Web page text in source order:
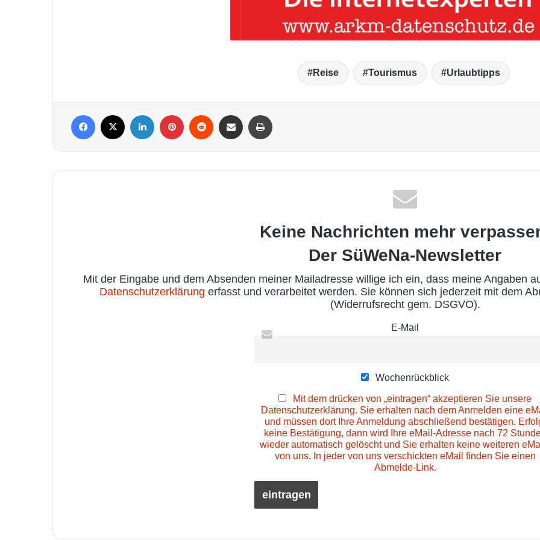
Reise Tourismus Urlaubtipps
Keine Nachrichten mehr
Der SüWeNa-Newsletter
Mit der Eingabe und dem Absenden meiner Mailadresse willige ich ein, dass meine Angaben
Datenschutzerklärung erfasst und verarbeitet werden. Sie können sich jederzeit mit dem
(Widerrufsrecht gem. DSGVO).
E-Mail
Wochenrückblick
Mit dem drücken von „eintragen“ akzeptieren Sie unsere
Datenschutzerklärung. Sie erhalten nach dem Anmelden eine
und müssen dort Ihre Anmeldung abschließend bestätigen.
keine Bestätigung, dann wird Ihre eMail-Adresse nach 72
wieder automatisch gelöscht und Sie erhalten keine weiteren
von uns. In jeder von uns verschickten eMail finden Sie einen
Abmelde-Link.